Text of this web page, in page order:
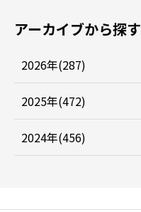
アーカイブから探す
2026年(287)
2025年(472)
2024年(456)